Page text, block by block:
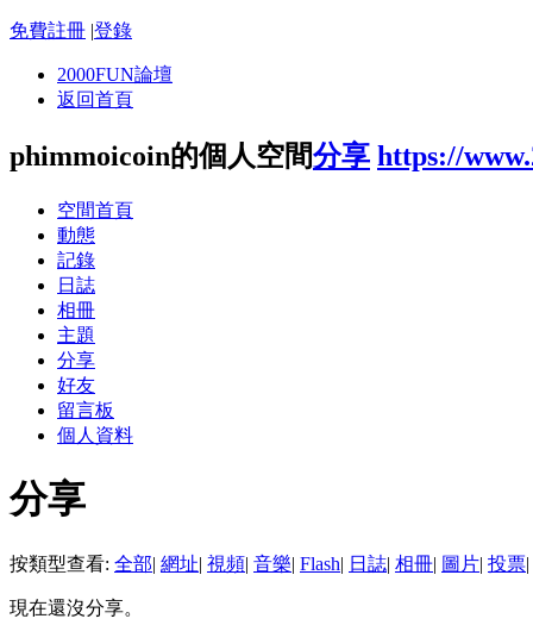
免費註冊 |登錄
2000FUN論壇
返回首頁
phimmoicoin的個人空間分享 https://
空間首頁
動態
記錄
日誌
相冊
主題
分享
好友
留言板
個人資料
分享
按類型查看: 全部| 網址| 視頻| 音樂| Flash| 日誌| 相冊| 圖片| 投票|
現在還沒分享。